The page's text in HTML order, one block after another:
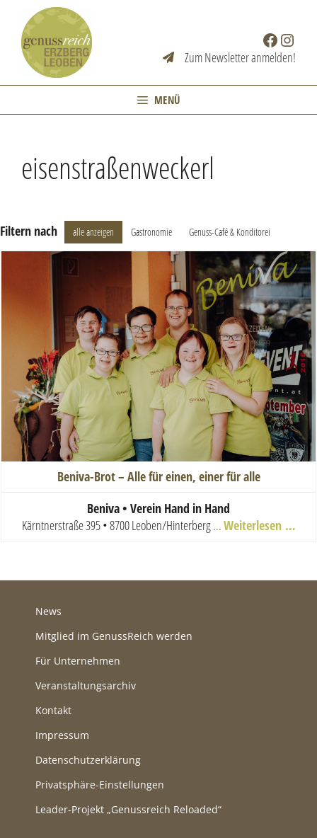
springen
Facebook
Zum Newsletter anmelden!
MENÜ
eisenstraßenweckerl
Filtern nach alle anzeigen Gastronomie Genuss-Café & Konditorei
Beniva-Brot – Alle für einen, einer für alle
Beniva • Verein Hand in Hand
Kärntnerstraße 395 • 8700 Leoben/Hinterberg...Weiterlesen …
News
Mitglied im GenussReich werden
Für Unternehmen
Veranstaltungsarchiv
Kontakt
Impressum
Datenschutzerklärung
Privatsphäre-Einstellungen
Leader-Projekt „Genussreich Reloaded“